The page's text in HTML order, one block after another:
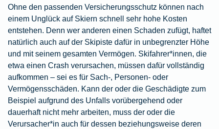
Ohne den passenden Versicherungsschutz können nach
einem Unglück auf Skiern schnell sehr hohe Kosten
entstehen. Denn wer anderen einen Schaden zufügt, haftet
natürlich auch auf der Skipiste dafür in unbegrenzter Höhe
und mit seinem gesamten Vermögen. Skifahrer*innen, die
etwa einen Crash verursachen, müssen dafür vollständig
aufkommen – sei es für Sach-, Personen- oder
Vermögensschäden. Kann der oder die Geschädigte zum
Beispiel aufgrund des Unfalls vorübergehend oder
dauerhaft nicht mehr arbeiten, muss der oder die
Verursacher*in auch für dessen beziehungsweise deren